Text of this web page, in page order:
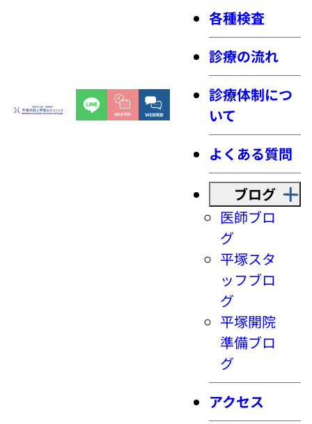
各種検査
診療の流れ
診療体制につ
いて
よくある質問
ブログ
医師ブロ
グ
平塚スタ
ッフブロ
グ
平塚開院
準備ブロ
グ
アクセス